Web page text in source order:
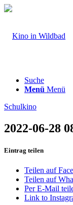
Suche
Menü Menü
Schulkino
2022-06-28
Eintrag teilen
Teilen auf
Teilen auf
Per E-Mail
Link to